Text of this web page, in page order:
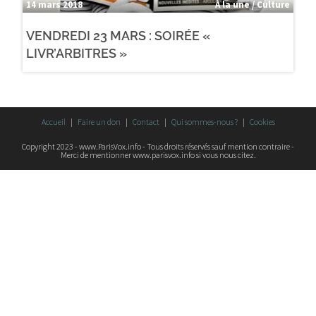
14 mars 2018 À la une / Culture
VENDREDI 23 MARS : SOIRÉE «
LIVR’ARBITRES »
Accueil Faire un don Contact Qui sommes-nous ? Cookies
Copyright 2023 - www.ParisVox.info - Tous droits réservés sauf mention contraire -
Merci de mentionner www.parisvox.info si vous nous citez.